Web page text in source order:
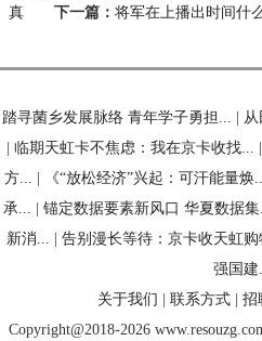
真
下一篇： 将军在上播出时间什
踏寻菌乡发展脉络 青年学子勇担...
临期天虹卡不焦虑：我在京卡收找...
方...
《“放松经济”兴起：可汗能量焕...
承...
锚定数据要素新风口 华夏数据集
新消...
告别漫长等待：京卡收天虹购
强国建
关于我们
联系方式 招
Copyright@2018-2026